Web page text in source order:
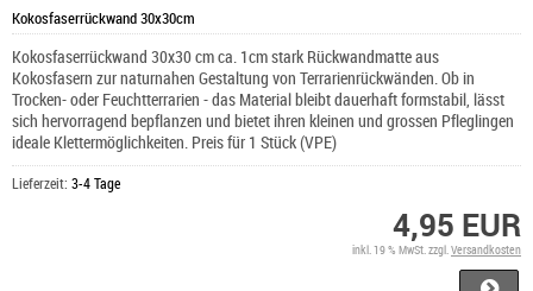
Kokosfaserrückwand 30x30cm
Kokosfaserrückwand 30x30 cm ca. 1cm stark Rückwandmatte aus
Kokosfasern zur naturnahen Gestaltung von Terrarienrückwänden. Ob in
Trocken- oder Feuchtterrarien - das Material bleibt dauerhaft formstabil, lässt
sich hervorragend bepflanzen und bietet ihren kleinen und grossen Pfleglingen
ideale Klettermöglichkeiten. Preis für 1 Stück (VPE)
Lieferzeit: 3-4 Tage
4,95 EUR
inkl. 19 % MwSt. zzgl. Versandkosten